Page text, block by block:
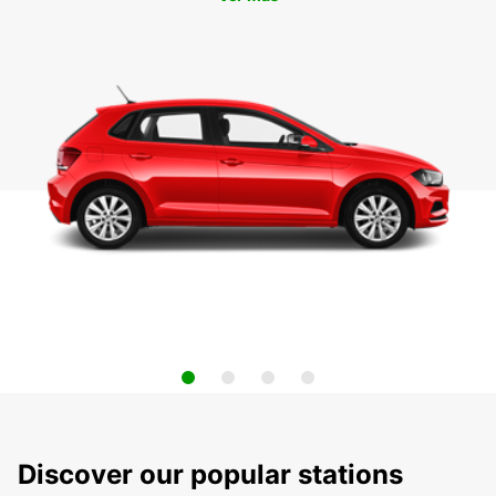
Discover our popular stations